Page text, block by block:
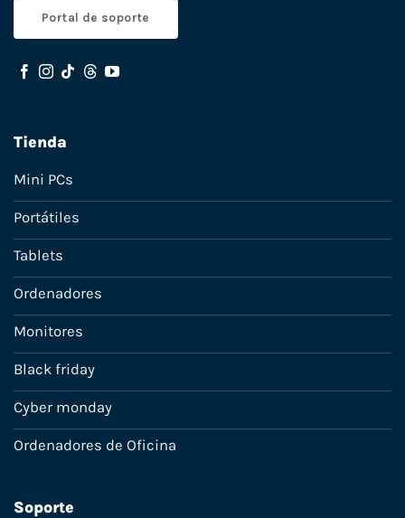
Portal de soporte
Tienda
Mini PCs
Portátiles
Tablets
Ordenadores
Monitores
Black friday
Cyber monday
Ordenadores de Oficina
Soporte